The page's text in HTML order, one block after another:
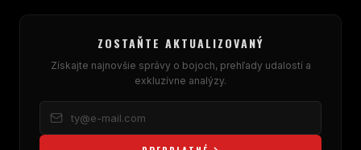
ZOSTAŇTE AKTUALIZOVANÝ
Získajte najnovšie správy o bojoch, prehľady udalostí a
exkluzívne analýzy.